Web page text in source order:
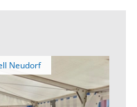
Vereinskartell Neudorf